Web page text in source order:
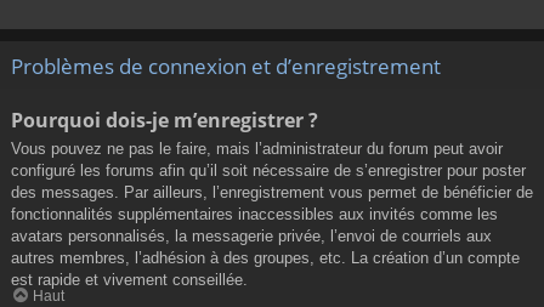
Problèmes de connexion et d’enregistrement
Pourquoi dois-je m’enregistrer ?
Vous pouvez ne pas le faire, mais l’administrateur du forum peut avoir
configuré les forums afin qu’il soit nécessaire de s’enregistrer pour poster
des messages. Par ailleurs, l’enregistrement vous permet de bénéficier de
fonctionnalités supplémentaires inaccessibles aux invités comme les
avatars personnalisés, la messagerie privée, l’envoi de courriels aux
autres membres, l’adhésion à des groupes, etc. La création d’un compte
est rapide et vivement conseillée.
Haut